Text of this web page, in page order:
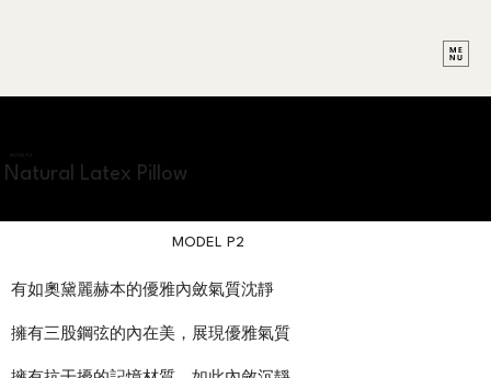
Natural Latex Pillow
有如奧黛麗赫本的優雅內斂氣質沈靜
擁有三股鋼弦的內在美，展現優雅氣質
MODEL P2